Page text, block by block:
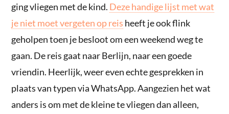
ging vliegen met de kind. Deze handige lijst met wat
je niet moet vergeten op reis heeft je ook flink
geholpen toen je besloot om een weekend weg te
gaan. De reis gaat naar Berlijn, naar een goede
vriendin. Heerlijk, weer even echte gesprekken in
plaats van typen via WhatsApp. Aangezien het wat
anders is om met de kleine te vliegen dan alleen,